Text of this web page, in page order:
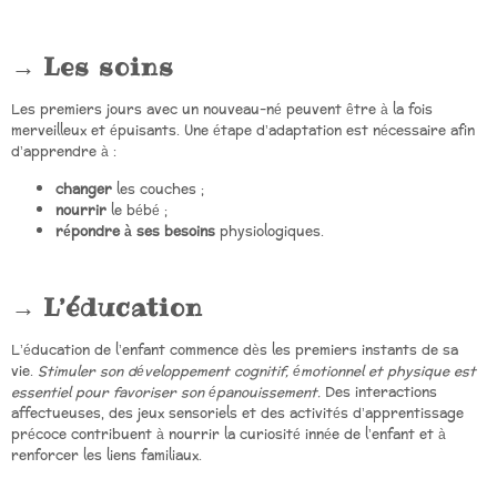
Les soins
Les premiers jours avec un nouveau-né peuvent être à la fois
merveilleux et épuisants. Une étape d’adaptation est nécessaire afin
d’apprendre à :
changerles couches ;
nourrirle bébé ;
répondre à ses besoins physiologiques.
L’éducation
L’éducation de l’enfant commence dès les premiers instants de sa
vie. Stimuler son développement cognitif, émotionnel et physique est
essentiel pour favoriser son épanouissement. Des interactions
affectueuses, des jeux sensoriels et des activités d’apprentissage
précoce contribuent à nourrir la curiosité innée de l’enfant et à
renforcer les liens familiaux.